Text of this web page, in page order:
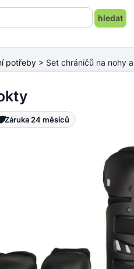
potřeby > Set chráničů na nohy
Záruka 24 měsíců